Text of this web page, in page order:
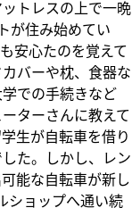
トレスの上で一晩
が住み始めてい
安心たのを覚えて
バーや枕、食器な
での手続きなど
ターさんに教えて
生が自転車を借り
た。しかし、レン
能な自転車が新し
ショップへ通い続